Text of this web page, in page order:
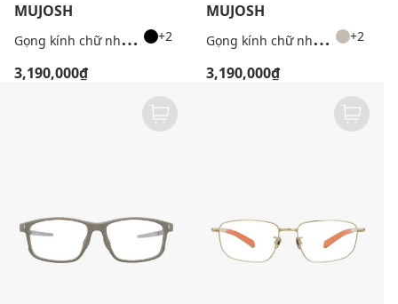
MUJOSH
G
ọng kính chữ nhật unisex bản mảnh +2
3,190,000₫
MUJOSH
G
ọng kính chữ nhật unisex bản mảnh +2
3,190,000₫